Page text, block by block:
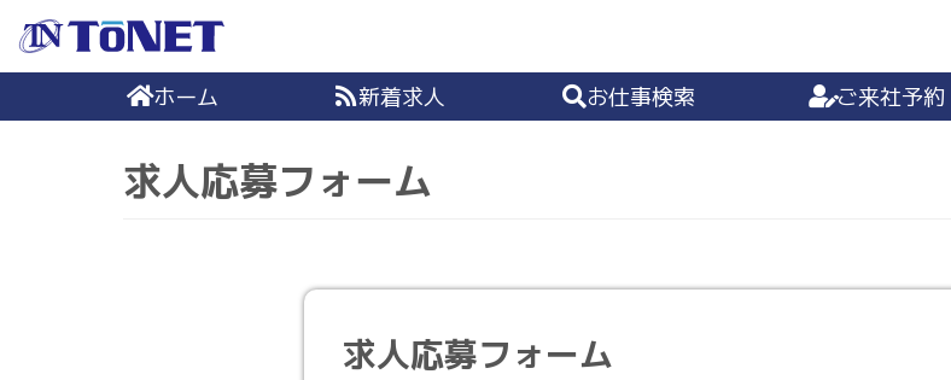
コ
ホーム 新着求人 お仕事検索 ご来社予約
求人応募フォーム
求人応募フォーム